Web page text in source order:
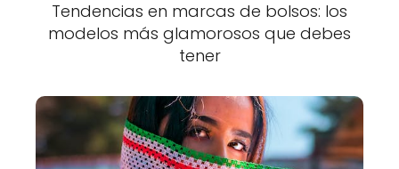
Tendencias en marcas de bolsos: los
modelos más glamorosos que debes
tener